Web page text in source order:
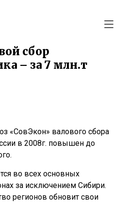
сбор
– за 7 млн.т
«СовЭкон» валового сбора
в 2008г. повышен до
во всех основных
за исключением Сибири.
регионов обновит свои